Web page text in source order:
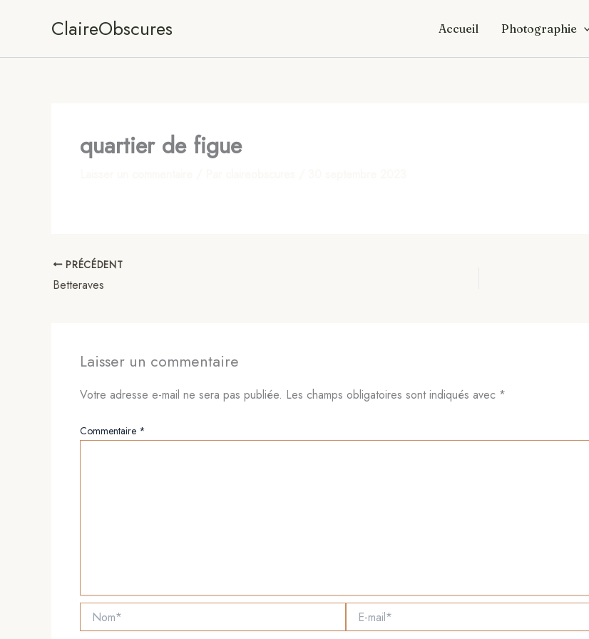
ClaireObscures Accueil Photographie
quartier de figue
PRÉCÉDENT
Betteraves
Laisser un commentaire
Votre adresse e-mail ne sera pas publiée. Les champs obligatoires sont indiqués avec *
Commentaire *
Nom*
mail*